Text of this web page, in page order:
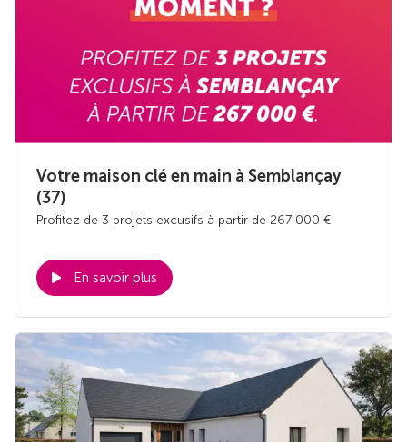
Votre maison clé en main à Semblançay
(37)
Profitez de 3 projets excusifs à partir de 267 000 €
En savoir plus